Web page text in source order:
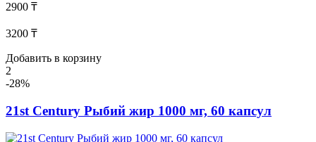
2900 ₸
3200 ₸
Добавить в корзину
2
-28%
21st Century Рыбий жир 1000 мг, 60 капсул